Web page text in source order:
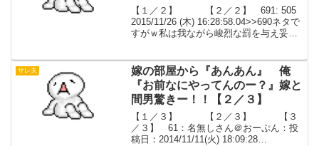
【２／２】
【１／２】 【２／２】 691: 505
2015/11/26 (木) 16:28:58.04>>690ネタで
すがｗ私は我ながら峻烈な罰を与え妥協
ったものの自覚して...
サレ夫
嫁の部屋から『あんあん』 俺
『お前なにやってんのー？』嫁と
間男驚きー！！【２／３】
【１／３】 【２／３】 【３
／３】 61：名無しさん＠おーぷん：投
稿日：2014/11/11(火) 18:09:28